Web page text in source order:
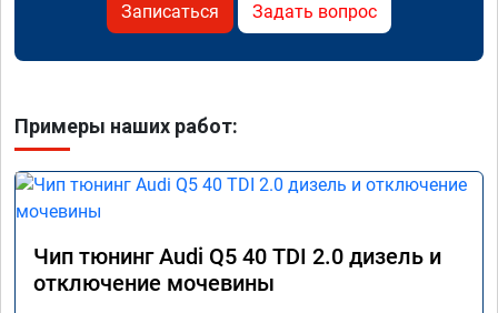
Записаться Задать вопрос
Примеры наших работ:
Чип тюнинг Audi Q5 40 TDI 2.0 дизель и
отключение мочевины